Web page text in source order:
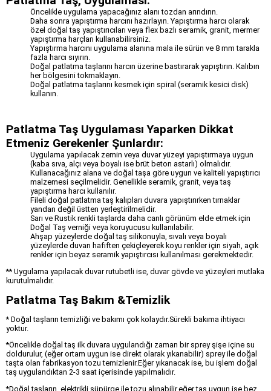
Öncelikle uygulama yapacağınız alanı tozdan arındırın.
Daha sonra yapıştırma harcını hazırlayın. Yapıştırma harcı olarak
özel doğal taş yapıştırıcıları veya flex bazlı seramik, granit, mermer
yapıştırma harçları kullanabilirsiniz.
Yapıştırma harcını uygulama alanına mala ile sürün ve 8 mm tarakla
fazla harcı sıyırın.
Doğal patlatma taşlarını harcın üzerine bastırarak yapıştırın. Kalıbın
her bölgesini tokmaklayın.
Doğal patlatma taşlarını kesmek için spiral (seramik kesici disk)
kullanın.
Patlatma Taş Uygulaması Yaparken Dikkat
Etmeniz Gerekenler Şunlardır:
Uygulama yapılacak zemin veya duvar yüzeyi yapıştırmaya uygun
(kaba sıva, alçı veya boyalı ise brüt beton astarlı) olmalıdır.
Kullanacağınız alana ve doğal taşa göre uygun ve kaliteli yapıştırıcı
malzemesi seçilmelidir. Genellikle seramik, granit, veya taş
yapıştırma harcı kullanılır.
Fileli doğal patlatma taş kalıpları duvara yapıştırırken tırnaklar
yandan değil üstten yerleştirilmelidir.
Sarı ve Rustik renkli taşlarda daha canlı görünüm elde etmek için
Doğal Taş verniği veya koruyucusu kullanılabilir.
Ahşap yüzeylerde doğal taş silikonuyla, sıvalı veya boyalı
yüzeylerde duvarı hafiften çekiçleyerek koyu renkler için siyah, açık
renkler için beyaz seramik yapıştırcısı kullanılması gerekmektedir.
** Uygulama yapılacak duvar rutubetli ise, duvar gövde ve yüzeyleri mutlaka
kurutulmalıdır.
Patlatma Taş Bakım &Temizlik
* Doğal taşların temizliği ve bakımı çok kolaydır.Sürekli bakıma ihtiyacı
yoktur.
*Öncelikle doğal taş ilk duvara uygulandığı zaman bir sprey şişe içine su
doldurulur, (eğer ortam uygun ise direkt olarak yıkanabilir) sprey ile doğal
taşta olan fabrikasyon tozu temizlenir.Eğer yıkanacak ise, bu işlem doğal
taş uygulandıktan 2-3 saat içerisinde yapılmalıdır.
*Doğal taşların, elektrikli süpürge ile tozu alınabilir,eğer taş uygun ise bez